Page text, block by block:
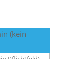
(kein